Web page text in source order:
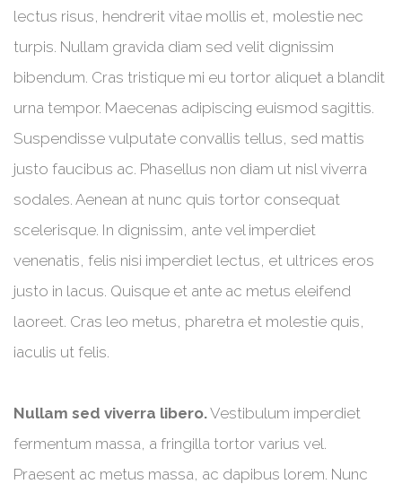
lectus risus, hendrerit vitae mollis et, molestie nec
turpis. Nullam gravida diam sed velit dignissim
bibendum. Cras tristique mi eu tortor aliquet a blandit
urna tempor. Maecenas adipiscing euismod sagittis.
Suspendisse vulputate convallis tellus, sed mattis
justo faucibus ac. Phasellus non diam ut nisl viverra
sodales. Aenean at nunc quis tortor consequat
scelerisque. In dignissim, ante vel imperdiet
venenatis, felis nisi imperdiet lectus, et ultrices eros
justo in lacus. Quisque et ante ac metus eleifend
laoreet. Cras leo metus, pharetra et molestie quis,
iaculis ut felis.
Nullam sed viverra libero.Vestibulum imperdiet
fermentum massa, a fringilla tortor varius vel.
Praesent ac metus massa, ac dapibus lorem. Nunc